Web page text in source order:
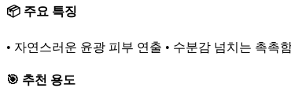
📦 주요 특징
• 자연스러운 윤광 피부 연출 • 수분감 넘치는 촉촉
🎯 추천 용도